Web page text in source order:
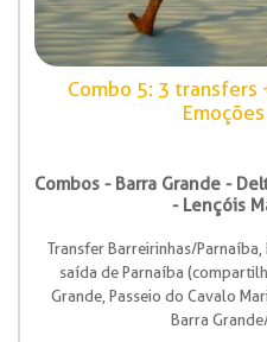
Combo 5: 3 transfers
Combos - Barra Grande -
- Lençóis
Transfer Barreirinhas/Parnaíba,
saída de Parnaíba
Grande, Passeio do Cavalo
Barra